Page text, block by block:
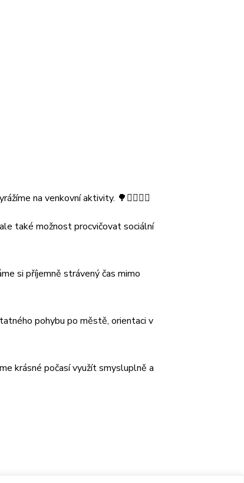
na venkovní aktivity. 🌳🚶‍♀️🚶‍♂️
také možnost procvičovat sociální
si příjemně strávený čas mimo
pohybu po městě, orientaci v
krásné počasí využít smysluplně a